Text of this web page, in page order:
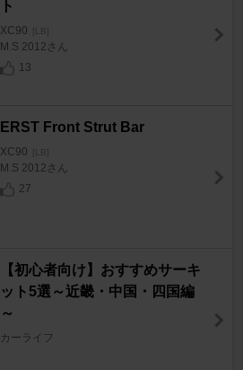
ト
XC90 [LB]
M.S 2012さん
13
ERST Front Strut Bar
XC90 [LB]
M.S 2012さん
27
【初心者向け】おすすめサーキ
ット5選～近畿・中国・四国編
～
カーライフ